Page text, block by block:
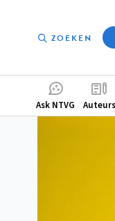
ZOEKEN
Ask NTVG Auteurs